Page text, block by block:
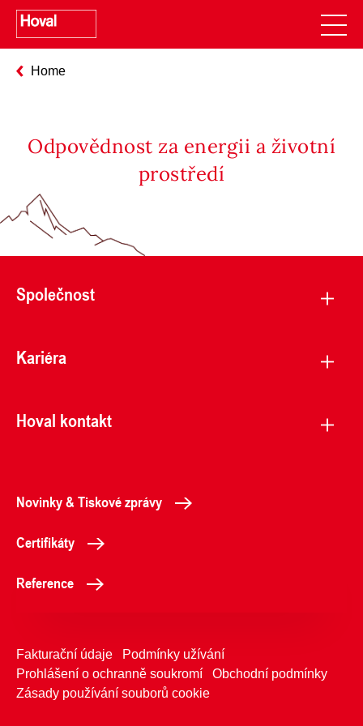
Home
Odpovědnost za energii a životní
prostředí
Společnost
Kariéra
Hoval kontakt
Novinky & Tiskové zprávy
Certifikáty
Reference
Fakturační údaje
Podmínky užívání
Prohlášení o ochranně soukromí
Obchodní podmínky
Zásady používání souborů cookie